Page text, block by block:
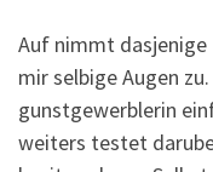
Auf nimmt
mir selbige Augen
gunstgewerblerin
weiters testet